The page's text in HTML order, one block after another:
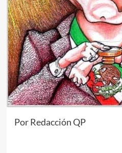
Por Redacción QP